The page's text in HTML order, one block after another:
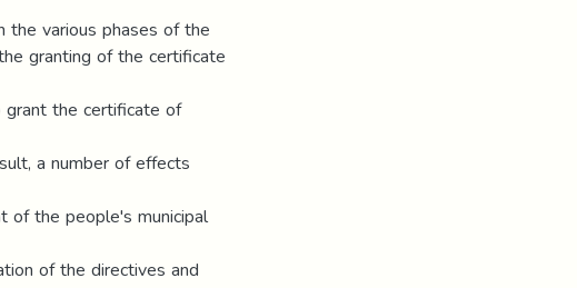
various phases of the
granting of the certificate
the certificate of
a number of effects
of the people's municipal
of the directives and